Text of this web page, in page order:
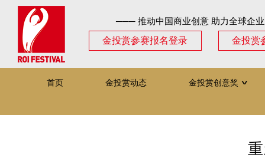
─── 推动中国商业创意 助力全球企
金投赏参赛报名登录
金投赏
首页 金投赏动态 金投赏创意奖 ∨